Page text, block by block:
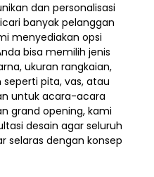
dan personalisasi
banyak pelanggan
menyediakan opsi
bisa memilih jenis
ukuran rangkaian,
pita, vas, atau
untuk acara-acara
grand opening, kami
desain agar seluruh
selaras dengan konsep